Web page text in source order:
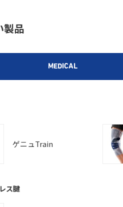
製品
MEDICAL
ゲニュTrain
ス腱